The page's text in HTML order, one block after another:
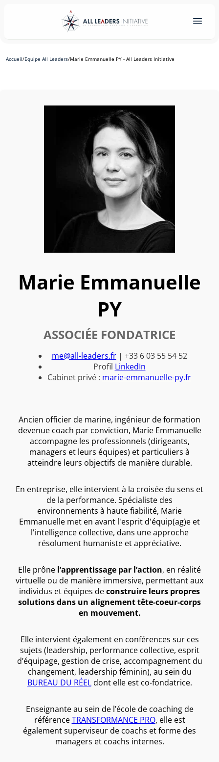
Accueil/Equipe All Leaders/Marie Emmanuelle PY - All Leaders Initiative
Marie Emmanuelle
PY
ASSOCIÉE FONDATRICE
me@all-leaders.fr| +33 6 03 55 54 52
Profil LinkedIn
Cabinet privé : marie-emmanuelle-py.fr
Ancien officier de marine, ingénieur de formation
devenue coach par conviction, Marie Emmanuelle
accompagne les professionnels (dirigeants,
managers et leurs équipes) et particuliers à
atteindre leurs objectifs de manière durable.
En entreprise, elle intervient à la croisée du sens et
de la performance. Spécialiste des
environnements à haute fiabilité, Marie
Emmanuelle met en avant l'esprit d'équip(ag)e et
l'intelligence collective, dans une approche
résolument humaniste et appréciative.
Elle prône l’apprentissage par l’action, en réalité
virtuelle ou de manière immersive, permettant aux
individus et équipes deconstruire leurs propres
solutions dans un alignement tête-coeur-corps
en mouvement.
Elle intervient également en conférences sur ces
sujets (leadership, performance collective, esprit
d’équipage, gestion de crise, accompagnement du
changement, leadership féminin), au sein du
BUREAU DU RÉELdont elle est co-fondatrice.
Enseignante au sein de l’école de coaching de
référenceTRANSFORMANCE PRO, elle est
également superviseur de coachs et forme des
managers et coachs internes.